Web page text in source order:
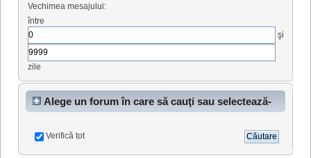
Vechimea mesajului:
între
şi
zile
Alege un forum în care să cauţi sau selectează-
Verifică tot